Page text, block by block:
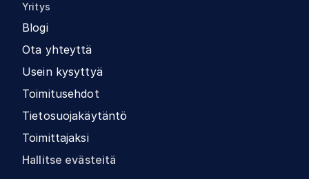
Yritys
Blogi
Ota yhteyttä
Usein kysyttyä
Toimitusehdot
Tietosuojakäytäntö
Toimittajaksi
Hallitse evästeitä